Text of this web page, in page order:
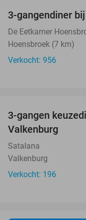
3-gangendiner
De Eetkamer
Hoensbroek (7 km)
Verkocht: 956
3-gangen
Valkenburg
Satalana
Valkenburg
Verkocht: 196